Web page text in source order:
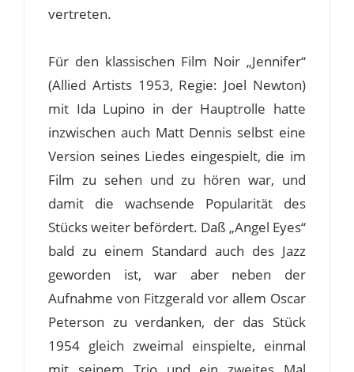
vertreten.
Für den klassischen Film Noir „Jennifer“
(Allied Artists 1953, Regie: Joel Newton)
mit Ida Lupino in der Hauptrolle hatte
inzwischen auch Matt Dennis selbst eine
Version seines Liedes eingespielt, die im
Film zu sehen und zu hören war, und
damit die wachsende Popularität des
Stücks weiter befördert. Daß „Angel Eyes“
bald zu einem Standard auch des Jazz
geworden ist, war aber neben der
Aufnahme von Fitzgerald vor allem Oscar
Peterson zu verdanken, der das Stück
1954 gleich zweimal einspielte, einmal